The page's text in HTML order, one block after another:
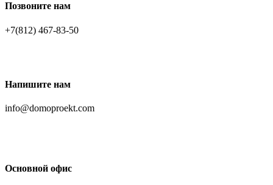
Позвоните нам
+7(812) 467-83-50
Напишите нам
info@domoproekt.com
Основной офис